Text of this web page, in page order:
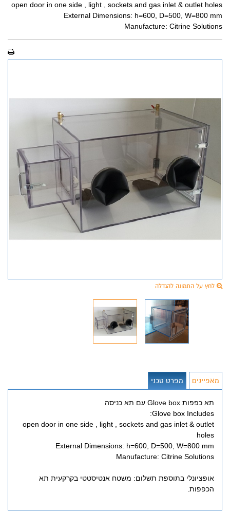
open door in one side , light , sockets and gas inlet & outlet holes
External Dimensions: h=600, D=500, W=800 mm
Manufacture: Citrine Solutions
לחץ על התמונה להגדלה
מאפיינים מפרט טכני
תא כפפות Glove box עם תא כניסה
Glove box Includes:
open door in one side , light , sockets and gas inlet & outlet
holes
External Dimensions: h=600, D=500, W=800 mm
Manufacture: Citrine Solutions
אופציונלי בתוספת תשלום: משטח אנטיסטטי בקרקעית תא
הכפפות.